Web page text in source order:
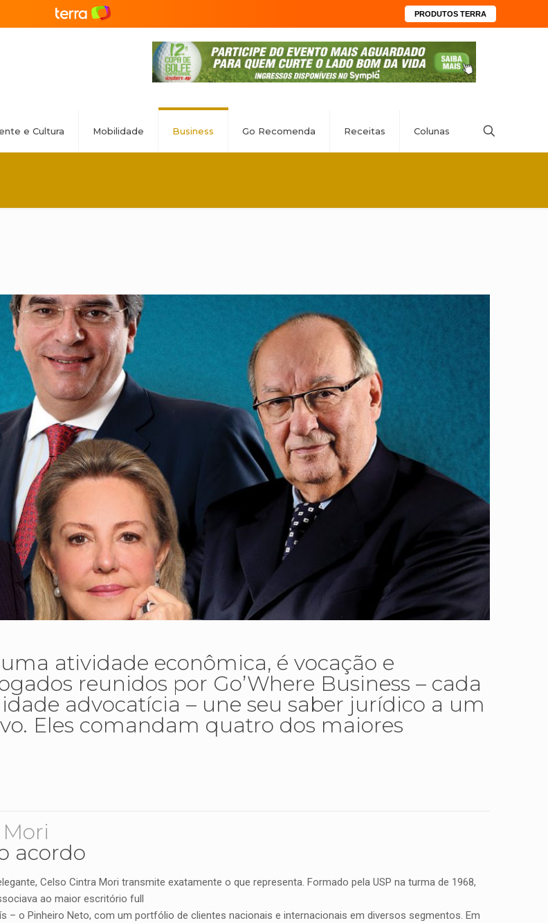
PRODUTOS TERRA
e Cultura Mobilidade Business Go Recomenda Receitas Colunas
atividade econômica, é vocação e
reunidos por Go’Where Business – cada
advocatícia – une seu saber jurídico a um
Eles comandam quatro dos maiores
acordo
Celso Cintra Mori transmite exatamente o que representa. Formado pela USP na turma de 1968,
ao maior escritório full
– o Pinheiro Neto, com um portfólio de clientes nacionais e internacionais em diversos segmentos. Em